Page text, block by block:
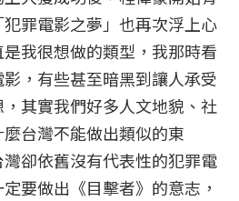
罪電影之夢」也再次浮上心
我很想做的類型，我那時看
，有些甚至暗黑到讓人承受
其實我們好多人文地貌、社
台灣不能做出類似的東
卻依舊沒有代表性的犯罪電
要做出《目擊者》的意志，